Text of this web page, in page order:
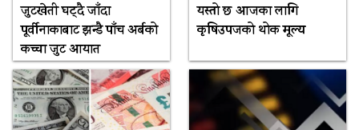
जुटखेती घट्दै जाँदा
पूर्वीनाकाबाट झन्डै पाँच अर्बको
कच्चा जुट आयात
यस्तो छ आजका लागि
कृषिउपजको थोक मूल्य